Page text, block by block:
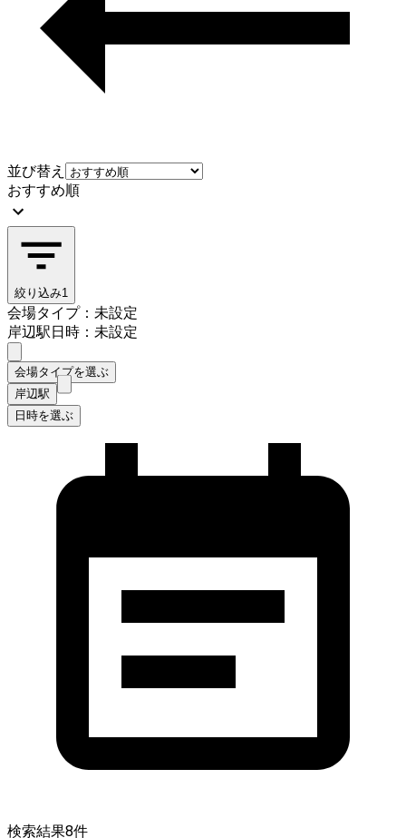
並び替え
おすすめ順
絞り込み1
会場タイプ：未設定
岸辺駅日時：未設定
会場タイプを選ぶ
岸辺駅
日時を選ぶ
検索結果8件